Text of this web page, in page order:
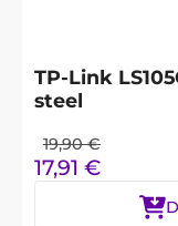
TP-Link
steel
19,90 €
17,91 €